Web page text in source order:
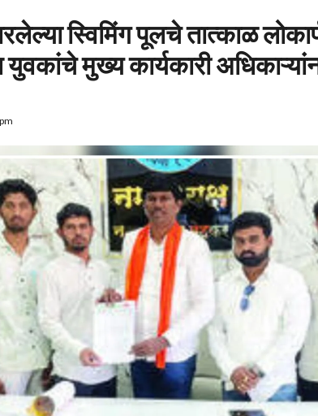
स्विमिंग पूलचे तात्काळ
मुख्य कार्यकारी